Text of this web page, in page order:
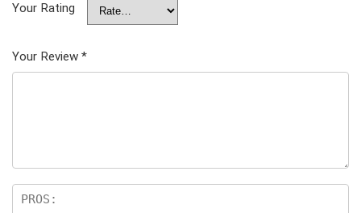
Your Rating
Your Review *